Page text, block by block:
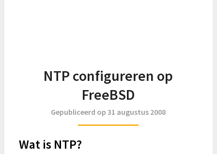
NTP configureren op
FreeBSD
Gepubliceerd op 31 augustus 2008
Wat is NTP?